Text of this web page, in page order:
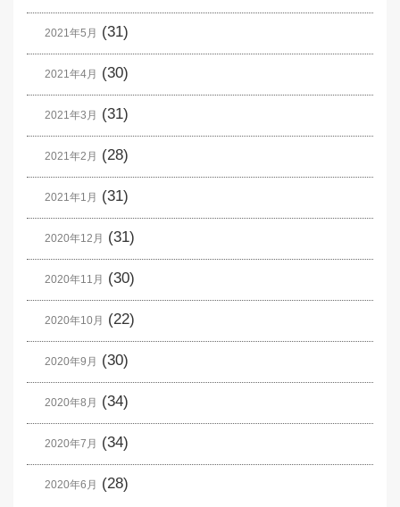
2021年5月 (31)
2021年4月 (30)
2021年3月 (31)
2021年2月 (28)
2021年1月 (31)
2020年12月 (31)
2020年11月 (30)
2020年10月 (22)
2020年9月 (30)
2020年8月 (34)
2020年7月 (34)
2020年6月 (28)